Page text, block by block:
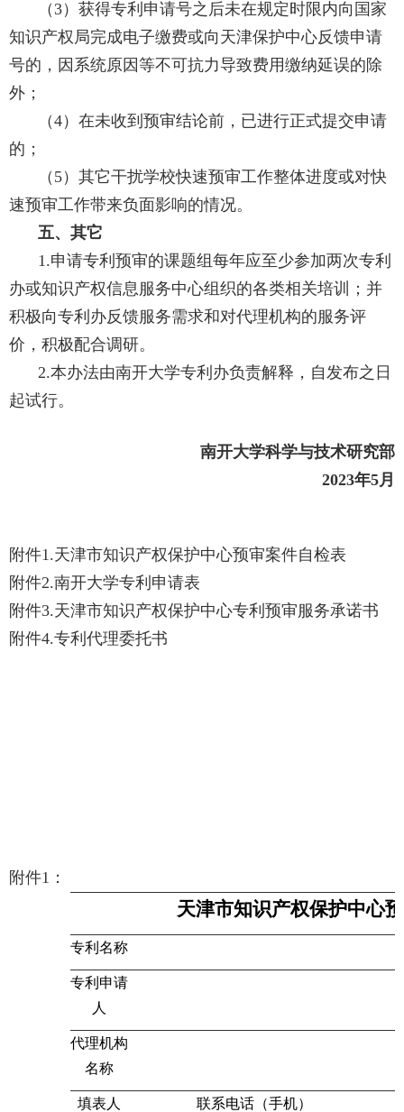
（3）获得专利申请号之后未在规定时限内向国家
知识产权局完成电子缴费或向天津保护中心反馈申请
号的，因系统原因等不可抗力导致费用缴纳延误的除
外；
（4）在未收到预审结论前，已进行正式提交申请
的；
（ 5）其它干扰学校快速预审工作整体进度或对快
速预审工作带来负面影响的情况。
五、其它
1.申请专利预审的课题组每年应至少参加两次专利
办或知识产权信息服务中心组织的各类相关培训；并
积极向专利办反馈服务需求和对代理机构的服务评
价，积极配合调研。
2.本办法由南开大学专利办负责解释，自发布之日
起试行。
南开大学科学与技术研究部
2023年5月
附件1.天津市知识产权保护中心预审案件自检表
附件2.南开大学专利申请表
附件3.天津市知识产权保护中心专利预审服务承诺书
附件4.专利代理委托书
附件1 ：
天津市知识产权保护中心
专利名称
专利申请
人
代理机构
名称
填表人 联系电话（手机）